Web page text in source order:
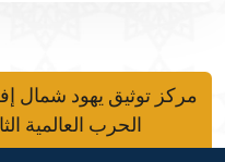
مركز توثيق يهود شمال
الحرب العالمية